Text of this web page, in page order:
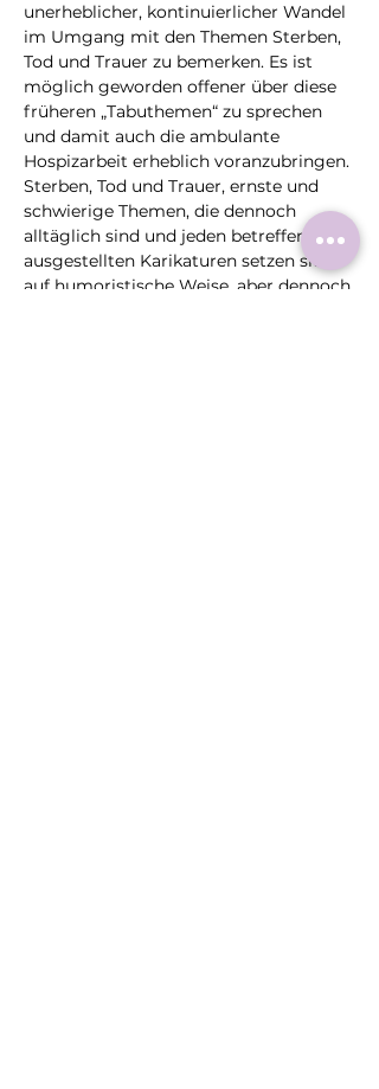
unerheblicher, kontinuierlicher Wandel
im Umgang mit den Themen Sterben,
Tod und Trauer zu bemerken. Es ist
möglich geworden offener über diese
früheren „Tabuthemen“ zu sprechen
und damit auch die ambulante
Hospizarbeit erheblich voranzubringen.
Sterben, Tod und Trauer, ernste und
schwierige Themen, die dennoch
alltäglich sind und jeden betreffen. Die
ausgestellten Karikaturen setzen sich
auf humoristische Weise, aber dennoch